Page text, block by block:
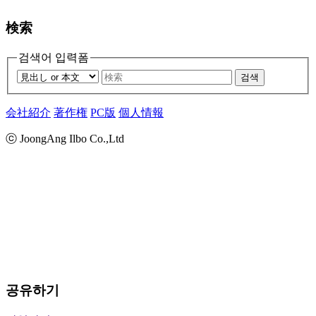
検索
검색어 입력폼
검색
会社紹介 著作権 PC版 個人情報
ⓒ JoongAng Ilbo Co.,Ltd
공유하기